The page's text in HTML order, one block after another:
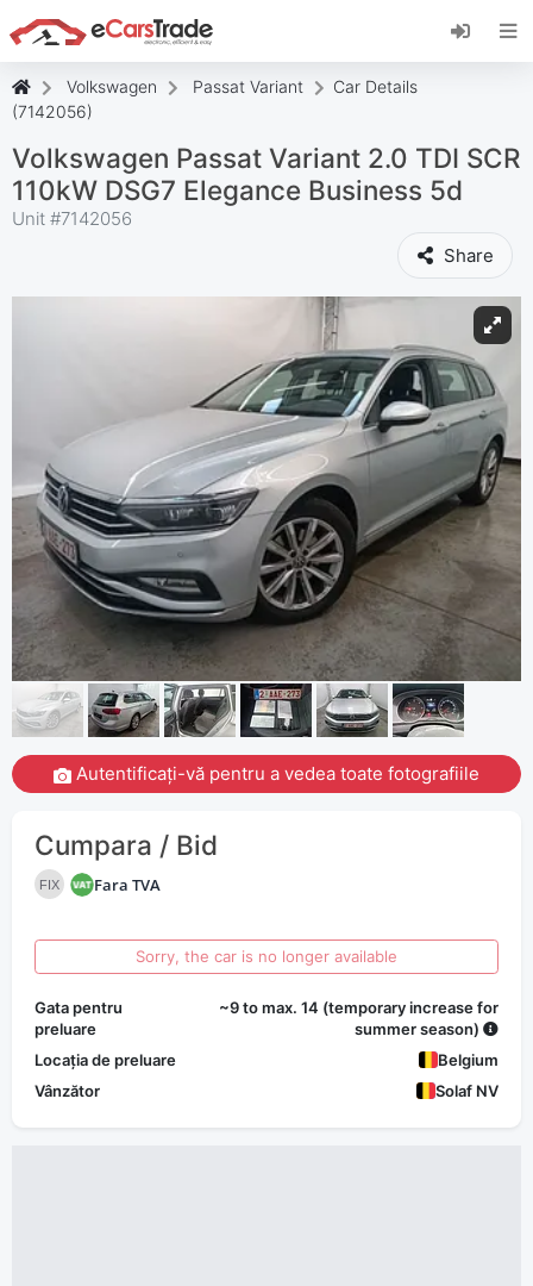
Instalați aplicația web eCarsTrade, adăugați-o
pe ecranul de pornire și primiți actualizări
instantanee.
Volkswagen Passat Variant
Car Details
(7142056)
Volkswagen Passat Variant 2.0 TDI SCR
110kW DSG7 Elegance Business 5d
Unit #7142056
Share
Autentificați-vă pentru a vedea toate fotografiile
Cumpara / Bid
FIX Fara TVA
Sorry, the car is no longer available
Gata pentru
preluare
~9 to max. 14 (temporary increase for
summer season)
Locația de preluare
Belgium
Vânzător
Solaf NV